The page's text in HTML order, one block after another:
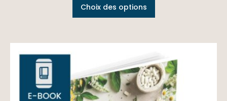
Choix des options